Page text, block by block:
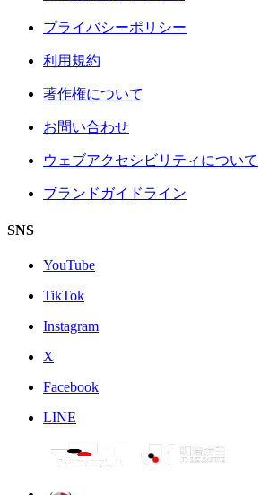
プライバシーポリシー
利用規約
著作権について
お問い合わせ
ウェブアクセシビリティについて
ブランドガイドライン
SNS
YouTube
TikTok
Instagram
X
Facebook
LINE